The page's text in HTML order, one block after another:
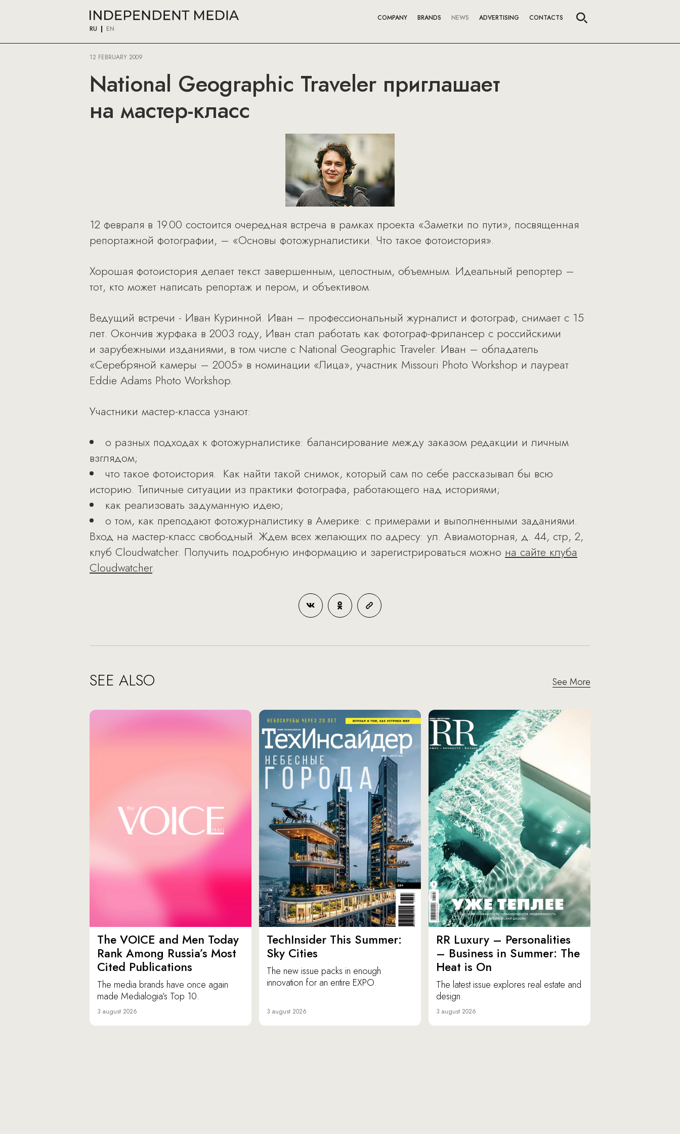
RU EN
COMPANY BRANDS NEWS ADVERTISING CONTACTS
12 FEBRUARY 2009
National Geographic Traveler приглашает
на мастер-класс
12 февраля в 19.00 состоится очередная встреча в рамках проекта «Заметки по пути», посвященная
репортажной фотографии, – «Основы фотожурналистики. Что такое фотоистория».
Хорошая фотоистория делает текст завершенным, целостным, объемным. Идеальный репортер –
тот, кто может написать репортаж и пером, и объективом.
Ведущий встречи - Иван Куринной. Иван – профессиональный журналист и фотограф, снимает с 15
лет. Окончив журфака в 2003 году, Иван стал работать как фотограф-фрилансер с российскими
и зарубежными изданиями, в том числе с National Geographic Traveler. Иван – обладатель
«Серебряной камеры – 2005» в номинации «Лица», участник Missouri Photo Workshop и лауреат
Eddie Adams Photo Workshop.
Участники мастер-класса узнают:
о разных подходах к фотожурналистике: балансирование между заказом редакции и личным
взглядом;
что такое фотоистория. Как найти такой снимок, который сам по себе рассказывал бы всю
историю. Типичные ситуации из практики фотографа, работающего над историями;
как реализовать задуманную идею;
о том, как преподают фотожурналистику в Америке: с примерами и выполненными заданиями.
Вход на мастер-класс свободный. Ждем всех желающих по адресу: ул. Авиамоторная, д. 44, стр, 2,
клуб Cloudwatcher. Получить подробную информацию и зарегистрироваться можно на сайте клуба
Cloudwatcher.
SEE ALSO See More
The VOICE and Men Today
Rank Among Russia’s Most
Cited Publications
The media brands have once again
made Medialogia’s Top 10.
3 august 2026
TechInsider This Summer:
Sky Cities
The new issue packs in enough
innovation for an entire EXPO.
3 august 2026
RR Luxury – Personalities
– Business in Summer: The
Heat is On
The latest issue explores real estate and
design.
3 august 2026